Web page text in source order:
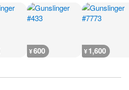
¥600 ¥1,600